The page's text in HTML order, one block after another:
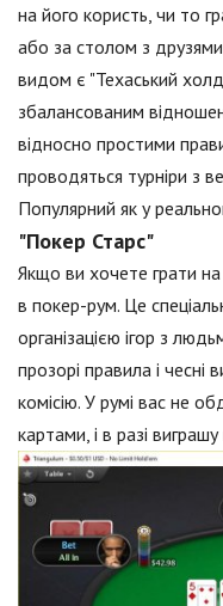
на його користь, чи то
або за столом з
видом є "Техаський
збалансованим
відносно простими
проводяться турніри з
Популярний як у
"Покер Старс"
Якщо ви хочете грати
в покер-рум. Це
організацією ігор з
прозорі правила і
комісію. У румі вас не
картами, і в разі